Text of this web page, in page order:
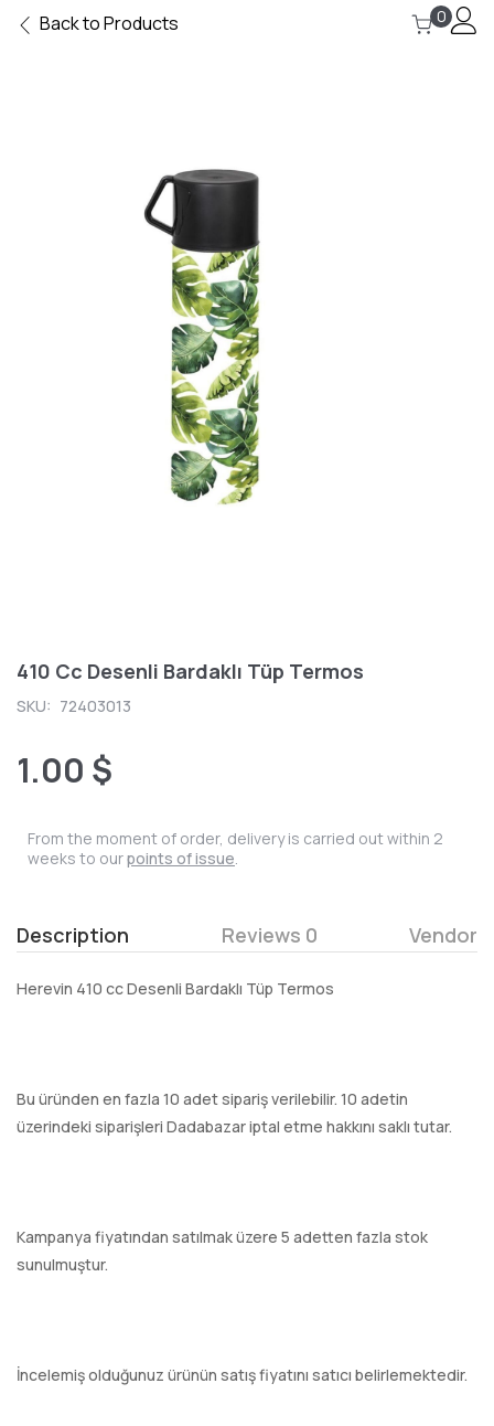
Back to Products 0
410 Cc Desenli Bardaklı Tüp Termos
SKU: 72403013
1.00 $
From the moment of order, delivery is carried out within 2
weeks to ourpoints of issue.
Description Reviews 0 Vendor
Herevin 410 cc Desenli Bardaklı Tüp Termos
Bu üründen en fazla 10 adet sipariş verilebilir. 10 adetin
üzerindeki siparişleri Dadabazar iptal etme hakkını saklı tutar.
Kampanya fiyatından satılmak üzere 5 adetten fazla stok
sunulmuştur.
İncelemiş olduğunuz ürünün satış fiyatını satıcı belirlemektedir.